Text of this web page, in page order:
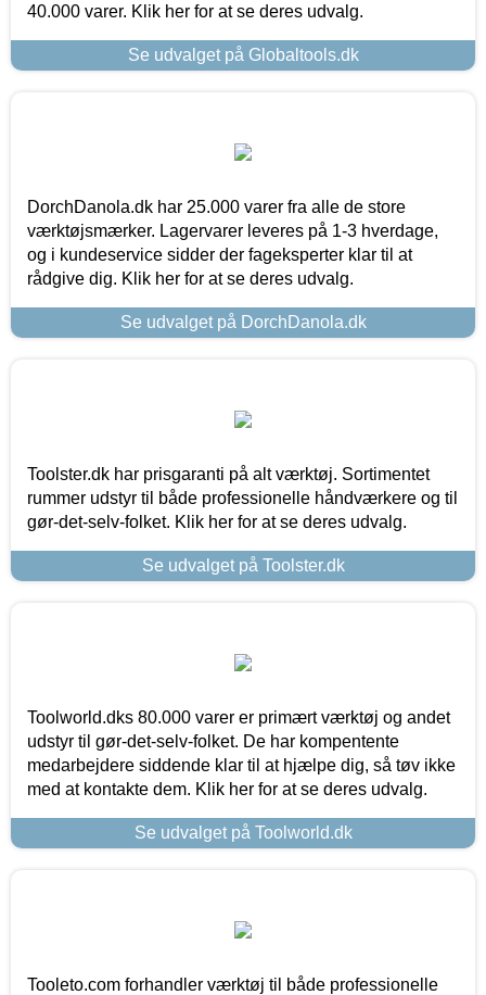
40.000 varer. Klik her for at se deres udvalg.
Se udvalget på Globaltools.dk
DorchDanola.dk har 25.000 varer fra alle de store
værktøjsmærker. Lagervarer leveres på 1-3 hverdage,
og i kundeservice sidder der fageksperter klar til at
rådgive dig. Klik her for at se deres udvalg.
Se udvalget på DorchDanola.dk
Toolster.dk har prisgaranti på alt værktøj. Sortimentet
rummer udstyr til både professionelle håndværkere og til
gør-det-selv-folket. Klik her for at se deres udvalg.
Se udvalget på Toolster.dk
Toolworld.dks 80.000 varer er primært værktøj og andet
udstyr til gør-det-selv-folket. De har kompentente
medarbejdere siddende klar til at hjælpe dig, så tøv ikke
med at kontakte dem. Klik her for at se deres udvalg.
Se udvalget på Toolworld.dk
Tooleto.com forhandler værktøj til både professionelle